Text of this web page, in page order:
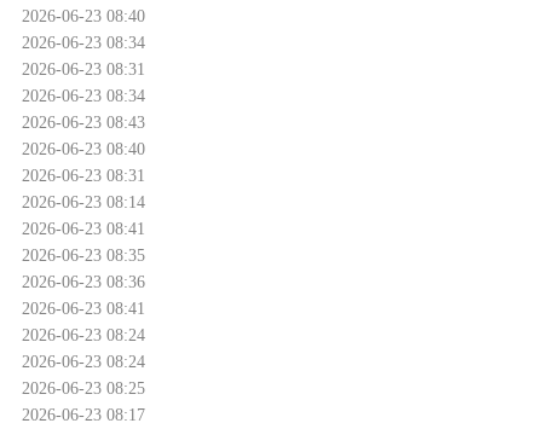
2026-06-23 08:40
2026-06-23 08:34
2026-06-23 08:31
2026-06-23 08:34
2026-06-23 08:43
2026-06-23 08:40
2026-06-23 08:31
2026-06-23 08:14
2026-06-23 08:41
2026-06-23 08:35
2026-06-23 08:36
2026-06-23 08:41
2026-06-23 08:24
2026-06-23 08:24
2026-06-23 08:25
2026-06-23 08:17